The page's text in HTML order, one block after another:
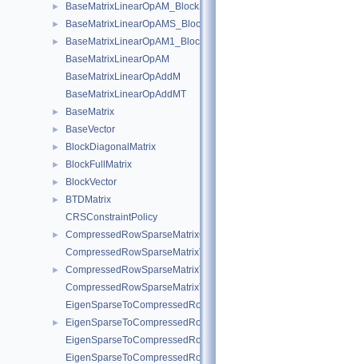
► BaseMatrixLinearOpAM_BlockSparse
► BaseMatrixLinearOpAMS_BlockSparse
►
BaseMatrixLinearOpAM1_BlockSparse
BaseMatrixLinearOpAM
BaseMatrixLinearOpAddM
BaseMatrixLinearOpAddMT
► BaseMatrix
► BaseVector
► BlockDiagonalMatrix
► BlockFullMatrix
► BlockVector
►
BTDMatrix
CRSConstraintPolicy
►
CompressedRowSparseMatrixConstraint
CompressedRowSparseMatrixToEigenSparse
►
CompressedRowSparseMatrixToEigenSparseVec
CompressedRowSparseMatrixToEigenSparse< sofa::type::Vec< N,
EigenSparseToCompressedRowSparseMatrix
►
EigenSparseToCompressedRowSparseMatrixVec
EigenSparseToCompressedRowSparseMatrix< sofa::type::Vec< N,
EigenSparseToCompressedRowSparseMatrix<